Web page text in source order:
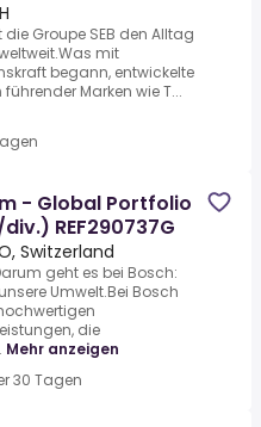
Groupe SEB den Alltag
mit
begann, entwickelte
Marken wie T...
- Global Portfolio
REF290737G
Switzerland
geht es bei Bosch:
Umwelt.Bei Bosch
die
Mehr anzeigen
30 Tagen